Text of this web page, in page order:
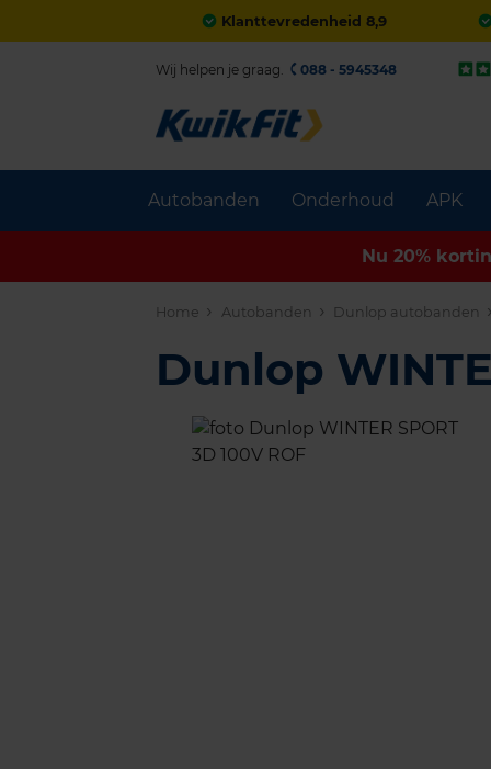
Klanttevredenheid 8,9
Autobanden Onderhoud APK
Wij helpen je graag. 088 - 5945348
Nu 20%
Home Autobanden Dunlop autobanden
Dunlop